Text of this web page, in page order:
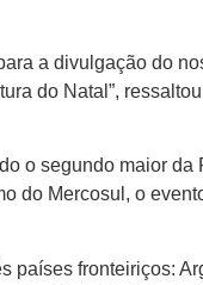
a divulgação do
do Natal”,
o segundo maior da
do Mercosul, o
países fronteiriços: